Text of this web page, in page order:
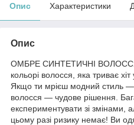
Опис Характеристики
Опис
ОМБРЕ СИНТЕТИЧНІ
кольорі волосся, яка триває
Якщо ти мрієш модний стиль —
волосся — чудове рішення.
експериментувати зі змінами,
цьому разі ризику немає! Ви